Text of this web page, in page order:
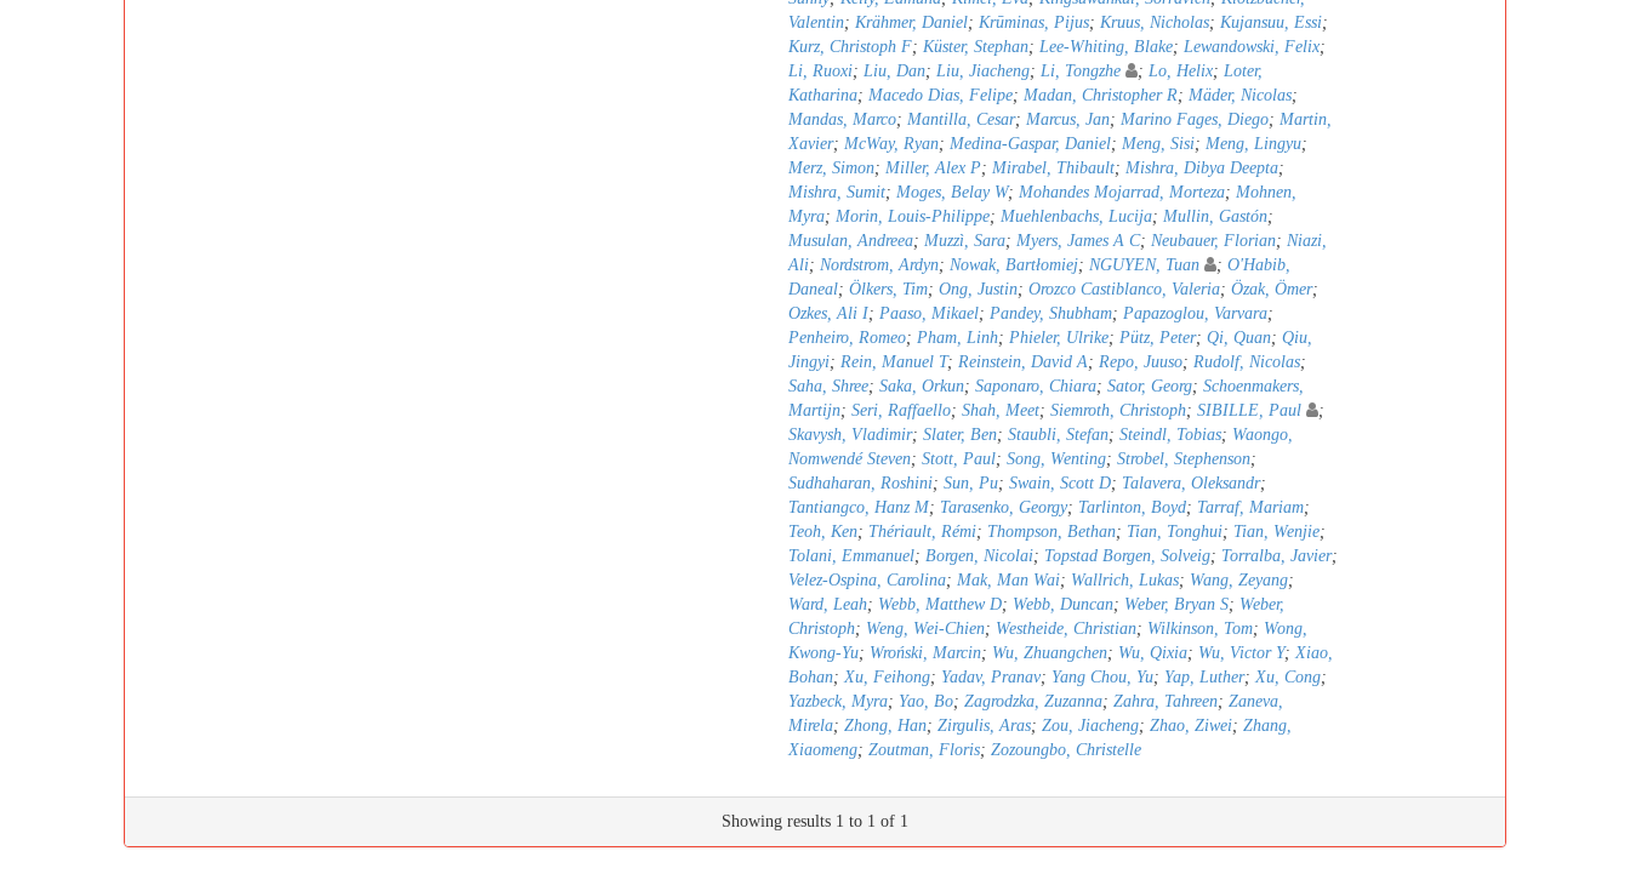
Valentin; Krähmer, Daniel; Krūminas, Pijus; Kruus, Nicholas; Kujansuu, Essi;
Kurz, Christoph F; Küster, Stephan; Lee-Whiting, Blake; Lewandowski, Felix;
Li, Ruoxi; Liu, Dan; Liu, Jiacheng; Li, Tongzhe ; Lo, Helix; Loter,
Katharina; Macedo Dias, Felipe; Madan, Christopher R; Mäder, Nicolas;
Mandas, Marco; Mantilla, Cesar; Marcus, Jan; Marino Fages, Diego; Martin,
Xavier; McWay, Ryan; Medina-Gaspar, Daniel; Meng, Sisi; Meng, Lingyu;
Merz, Simon; Miller, Alex P; Mirabel, Thibault; Mishra, Dibya Deepta;
Mishra, Sumit; Moges, Belay W; Mohandes Mojarrad, Morteza; Mohnen,
Myra; Morin, Louis-Philippe; Muehlenbachs, Lucija; Mullin, Gastón;
Musulan, Andreea; Muzzì, Sara; Myers, James A C; Neubauer, Florian; Niazi,
Ali; Nordstrom, Ardyn; Nowak, Bartłomiej; NGUYEN, Tuan ; O'Habib,
Daneal; Ölkers, Tim; Ong, Justin; Orozco Castiblanco, Valeria; Özak, Ömer;
Ozkes, Ali I; Paaso, Mikael; Pandey, Shubham; Papazoglou, Varvara;
Penheiro, Romeo; Pham, Linh; Phieler, Ulrike; Pütz, Peter; Qi, Quan; Qiu,
Jingyi; Rein, Manuel T; Reinstein, David A; Repo, Juuso; Rudolf, Nicolas;
Saha, Shree; Saka, Orkun; Saponaro, Chiara; Sator, Georg; Schoenmakers,
Martijn; Seri, Raffaello; Shah, Meet; Siemroth, Christoph; SIBILLE, Paul
;
Skavysh, Vladimir; Slater, Ben; Staubli, Stefan; Steindl, Tobias; Waongo,
Nomwendé Steven; Stott, Paul; Song, Wenting; Strobel, Stephenson;
Sudhaharan, Roshini; Sun, Pu; Swain, Scott D; Talavera, Oleksandr;
Tantiangco, Hanz M; Tarasenko, Georgy; Tarlinton, Boyd; Tarraf, Mariam;
Teoh, Ken; Thériault, Rémi; Thompson, Bethan; Tian, Tonghui; Tian, Wenjie;
Tolani, Emmanuel; Borgen, Nicolai; Topstad Borgen, Solveig; Torralba, Javier;
Velez-Ospina, Carolina; Mak, Man Wai; Wallrich, Lukas; Wang, Zeyang;
Ward, Leah; Webb, Matthew D; Webb, Duncan; Weber, Bryan S; Weber,
Christoph; Weng, Wei-Chien; Westheide, Christian; Wilkinson, Tom; Wong,
Kwong-Yu; Wroński, Marcin; Wu, Zhuangchen; Wu, Qixia; Wu, Victor Y;Xiao,
Bohan;Xu, Feihong; Yadav, Pranav; Yang Chou, Yu; Yap, Luther;Xu, Cong;
Yazbeck, Myra; Yao, Bo; Zagrodzka, Zuzanna; Zahra, Tahreen; Zaneva,
Mirela; Zhong, Han; Zirgulis, Aras; Zou, Jiacheng; Zhao, Ziwei; Zhang,
Xiaomeng; Zoutman, Floris; Zozoungbo, Christelle
Showing results 1 to 1 of 1